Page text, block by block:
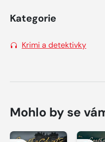
Kategorie
Krimi a detektivky
Mohlo by se